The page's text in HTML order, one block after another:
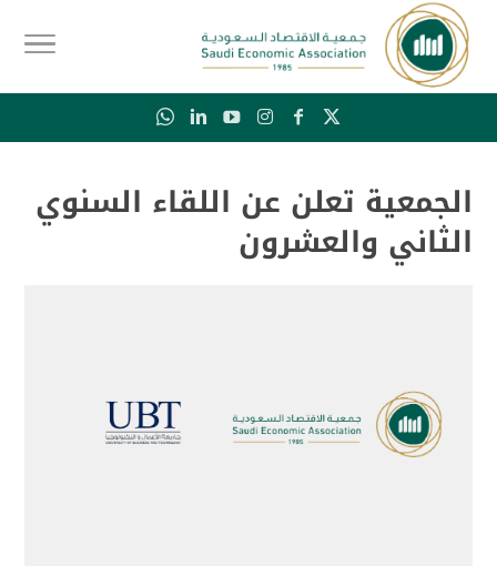
الجمعية تعلن عن اللقاء السنوي
الثاني والعشرون